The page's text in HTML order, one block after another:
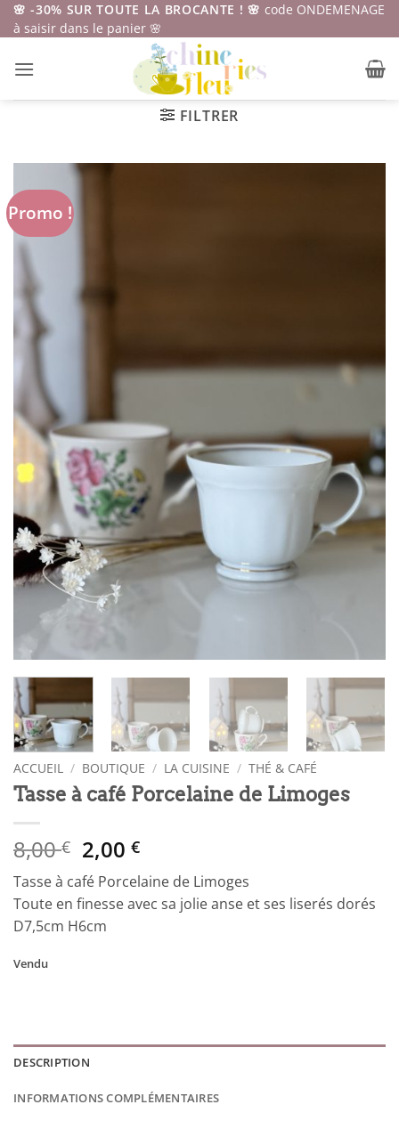
Passer
au
🌸 -30% SUR TOUTE LA BROCANTE ! 🌸 code ONDEMENAGE
à saisir dans le panier 🌸
FILTRER
Promo !
ACCUEIL / BOUTIQUE / LA CUISINE / THÉ & CAFÉ
Tasse à café Porcelaine de Limoges
8,00€ Le
prix
initial
était :
8,00 €.
2,00€Le
prix
actuel
est :
Tasse à café Porcelaine de Limoges
Toute en finesse avec sa jolie anse et ses liserés dorés
D7,5cm H6cm
Vendu
DESCRIPTION
INFORMATIONS COMPLÉMENTAIRES